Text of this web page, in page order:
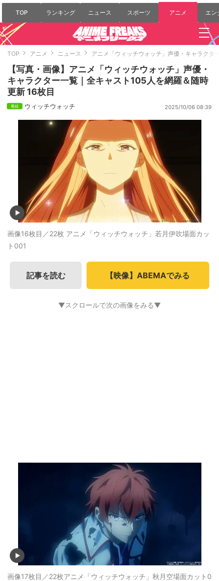
TOP ランキング ニュース スポーツ アニメ エン
TOP アニメ ニュース アニメ「ウィッチウォッチ」声優・キャラクタ
【写真・画像】アニメ「ウィッチウォッチ」声優・
キャラクター一覧｜全キャスト105人を網羅＆随時
更新 16枚目
ウィッチウォッチ 2025/10/06 08:39
画像16枚目／22枚 アニメ「ウィッチウォッチ」若月伊吹場面カッ
ト001
記事を読む 【映像】ABEMAでみる
▼スクロールで次の画像をみる▼
画像17枚目／22枚アニメ「ウィッチウォッチ」秋月空場面カット0